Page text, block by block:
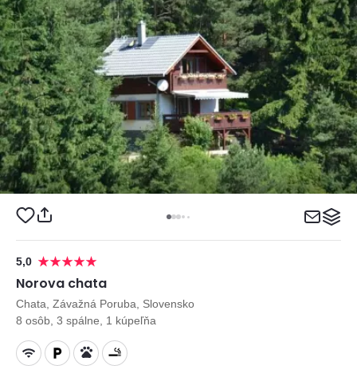
5,0
Norova chata
Chata, Závažná Poruba, Slovensko
8 osôb, 3 spálne, 1 kúpeľňa